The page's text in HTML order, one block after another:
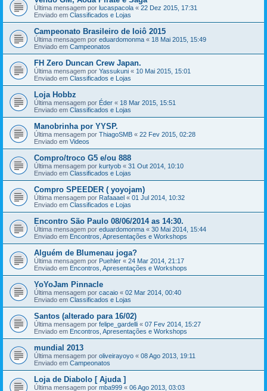
Última mensagem por lucaspacola « 22 Dez 2015, 17:31
Enviado em Classificados e Lojas
Campeonato Brasileiro de Ioiô 2015
Última mensagem por eduardomonma « 18 Mai 2015, 15:49
Enviado em Campeonatos
FH Zero Duncan Crew Japan.
Última mensagem por Yassukuni « 10 Mai 2015, 15:01
Enviado em Classificados e Lojas
Loja Hobbz
Última mensagem por Éder « 18 Mar 2015, 15:51
Enviado em Classificados e Lojas
Manobrinha por YYSP.
Última mensagem por ThiagoSMB « 22 Fev 2015, 02:28
Enviado em Videos
Compro/troco G5 e/ou 888
Última mensagem por kurtyob « 31 Out 2014, 10:10
Enviado em Classificados e Lojas
Compro SPEEDER ( yoyojam)
Última mensagem por Rafaaael « 01 Jul 2014, 10:32
Enviado em Classificados e Lojas
Encontro São Paulo 08/06/2014 as 14:30.
Última mensagem por eduardomonma « 30 Mai 2014, 15:44
Enviado em Encontros, Apresentações e Workshops
Alguém de Blumenau joga?
Última mensagem por Puehler « 24 Mar 2014, 21:17
Enviado em Encontros, Apresentações e Workshops
YoYoJam Pinnacle
Última mensagem por cacaio « 02 Mar 2014, 00:40
Enviado em Classificados e Lojas
Santos (alterado para 16/02)
Última mensagem por felipe_gardelli « 07 Fev 2014, 15:27
Enviado em Encontros, Apresentações e Workshops
mundial 2013
Última mensagem por oliveirayoyo « 08 Ago 2013, 19:11
Enviado em Campeonatos
Loja de Diabolo [ Ajuda ]
Última mensagem por mba999 « 06 Ago 2013, 03:03